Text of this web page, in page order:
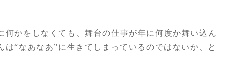
何かをしなくても、舞台の仕事が年に何度か舞い込ん
“なあなあ”に生きてしまっているのではないか、と